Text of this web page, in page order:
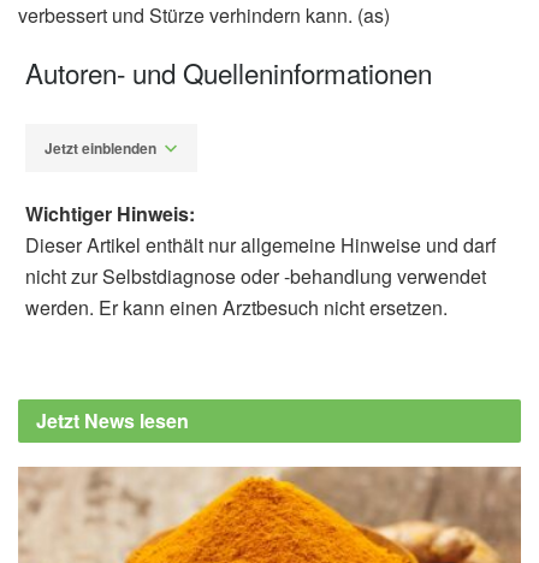
verbessert und Stürze verhindern kann. (as)
Autoren- und Quelleninformationen
Jetzt einblenden
Gospodarek, MS., Liraz Arie,
MScPT.,Jennifer Kelly, DPT. NCS.,
Input and Postural Control in Adults, in JAMA
Otolaryngology-Head & Neck Surgery
(Veröffentlicht 12.03.2020),JAMA
Wichtiger Hinweis:
Dieser Artikel enthält nur allgemeine Hinweise und darf
nicht zur Selbstdiagnose oder -behandlung verwendet
werden. Er kann einen Arztbesuch nicht ersetzen.
Jetzt News lesen